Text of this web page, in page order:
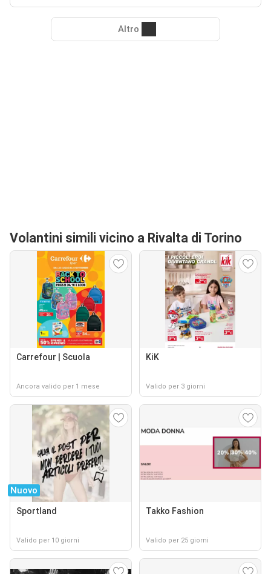
Altro
Volantini simili vicino a Rivalta di Torino
Carrefour | Scuola
Ancora valido per 1 mese
KiK
Valido per 3 giorni
Nuovo
Sportland
Valido per 10 giorni
Takko Fashion
Valido per 25 giorni